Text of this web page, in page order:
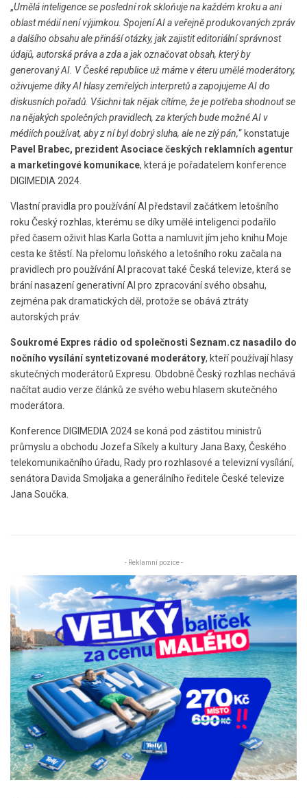
„Umělá inteligence se poslední rok skloňuje na každém kroku a ani
oblast médií není výjimkou. Spojení AI a veřejně produkovaných zpráv
a dalšího obsahu ale přináší otázky, jak zajistit editoriální správnost
údajů, autorská práva a zda a jak označovat obsah, který by
generovaný AI. V České republice už máme v éteru umělé moderátory,
oživujeme díky AI hlasy zemřelých interpretů a zapojujeme AI do
diskusních pořadů. Všichni tak nějak cítíme, že je potřeba shodnout se
na nějakých společných pravidlech, za kterých bude možné AI v
médiích používat, aby z ní byl dobrý sluha, ale ne zlý pán,“ konstatuje
Pavel Brabec, prezident Asociace českých reklamních agentur
a marketingové komunikace, která je pořadatelem konference
DIGIMEDIA 2024.
Vlastní pravidla pro používání AI představil začátkem letošního
roku Český rozhlas, kterému se díky umělé inteligenci podařilo
před časem oživit hlas Karla Gotta a namluvit jím jeho knihu Moje
cesta ke štěstí. Na přelomu loňského a letošního roku začala na
pravidlech pro používání AI pracovat také Česká televize, která se
brání nasazení generativní AI pro zpracování svého obsahu,
zejména pak dramatických děl, protože se obává ztráty
autorských práv.
Soukromé Expres rádio od společnosti Seznam.cz nasadilo do
nočního vysílání syntetizované moderátory, kteří používají hlasy
skutečných moderátorů Expresu. Obdobně Český rozhlas nechává
načítat audio verze článků ze svého webu hlasem skutečného
moderátora.
Konference DIGIMEDIA 2024 se koná pod zástitou ministrů
průmyslu a obchodu Jozefa Síkely a kultury Jana Baxy, Českého
telekomunikačního úřadu, Rady pro rozhlasové a televizní vysílání,
senátora Davida Smoljaka a generálního ředitele České televize
Jana Součka.
- Reklamní pozice -